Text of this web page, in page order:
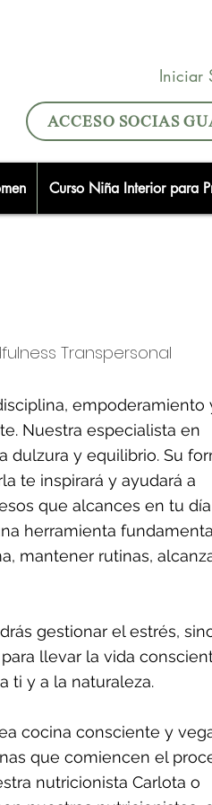
Iniciar
ACCESO SOCIAS
Curso Niña Interior para
Transpersonal
empoderamiento
Nuestra especialista en
dulzura y equilibrio. Su
te inspirará y ayudará a
que alcances en tu día
herramienta
mantener rutinas,
gestionar el estrés,
llevar la vida
ti y a la naturaleza.
cocina consciente y
que comiencen el
nutricionista Carlota o